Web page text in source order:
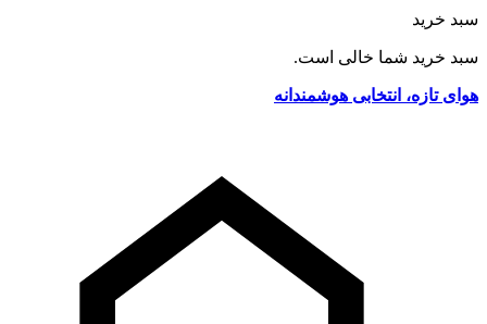
سبد خرید
سبد خرید شما خالی است.
هوای تازه، انتخابی هوشمندانه